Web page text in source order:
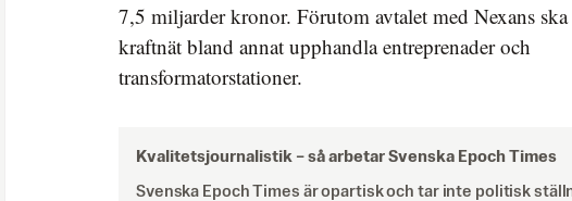
7,5 miljarder kronor. Förutom avtalet med Nexans ska
kraftnät bland annat upphandla entreprenader och
transformatorstationer.
Kvalitetsjournalistik – så arbetar Svenska Epoch Times
Svenska Epoch Times är opartisk och tar inte politisk